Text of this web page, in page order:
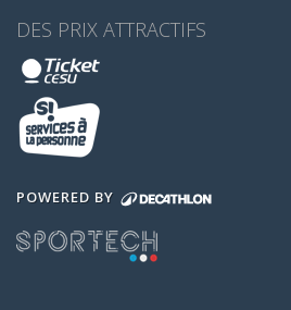
DES PRIX ATTRACTIFS
POWERED BY